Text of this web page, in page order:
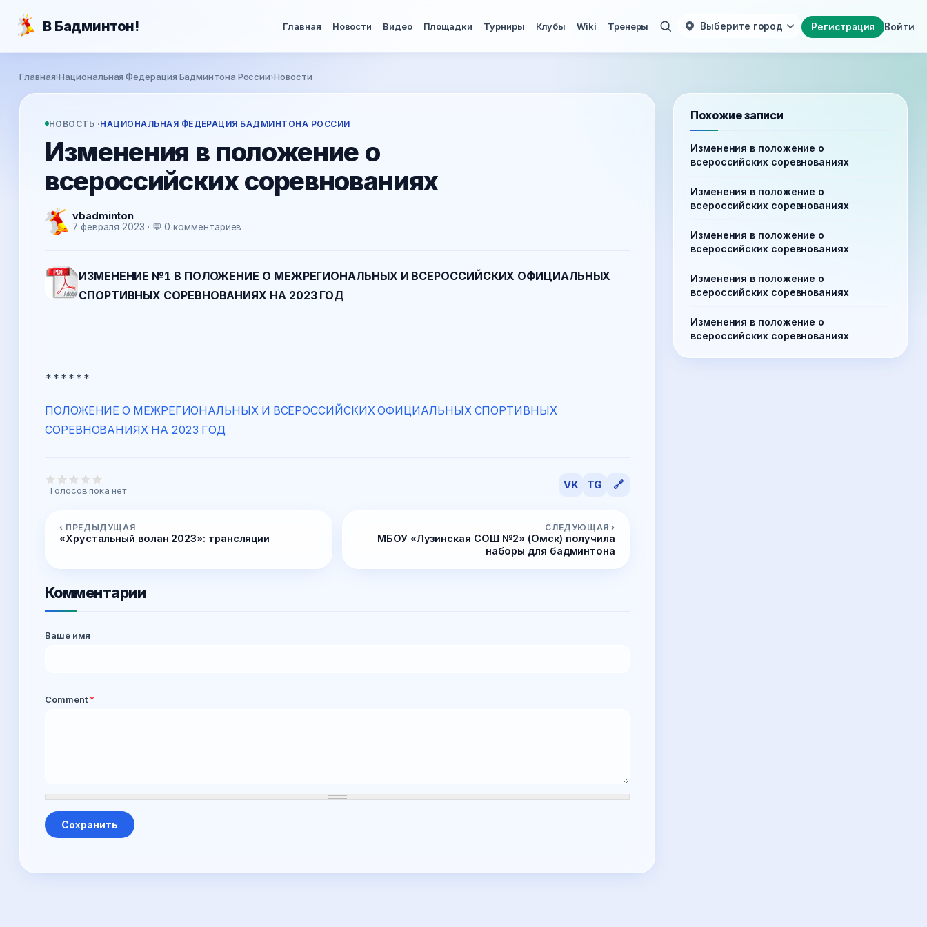
В Бадминтон! Главная Новости Видео Площадки Турниры Клубы Wiki Тренеры Регистрация Войти
Выберите город
Вы здесь
Главная›Национальная Федерация Бадминтона России›Новости
НОВОСТЬ ·НАЦИОНАЛЬНАЯ ФЕДЕРАЦИЯ БАДМИНТОНА РОССИИ
Изменения в положение о
всероссийских соревнованиях
vbadminton
7 февраля 2023 · 💬 0 комментариев
ИЗМЕНЕНИЕ №1 В ПОЛОЖЕНИЕ О МЕЖРЕГИОНАЛЬНЫХ И ВСЕРОССИЙСКИХ ОФИЦИАЛЬНЫХ
СПОРТИВНЫХ СОРЕВНОВАНИЯХ НА 2023 ГОД
******
ПОЛОЖЕНИЕ О МЕЖРЕГИОНАЛЬНЫХ И ВСЕРОССИЙСКИХ ОФИЦИАЛЬНЫХ СПОРТИВНЫХ
СОРЕВНОВАНИЯХ НА 2023 ГОД
Голосов пока нет VK TG 🔗
‹ ПРЕДЫДУЩАЯ
«Хрустальный волан 2023»: трансляции
СЛЕДУЮЩАЯ ›
МБОУ «Лузинская СОШ №2» (Омск) получила
наборы для бадминтона
Комментарии
Ваше имя
Comment *
Похожие записи
Изменения в положение о
всероссийских соревнованиях
Изменения в положение о
всероссийских соревнованиях
Изменения в положение о
всероссийских соревнованиях
Изменения в положение о
всероссийских соревнованиях
Изменения в положение о
всероссийских соревнованиях